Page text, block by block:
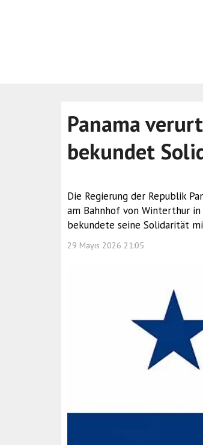
Panama
bekundet
Die Regierung der Republik
am Bahnhof von Winterthur
bekundete seine Solidarität
29 Mayıs 2026 21:05